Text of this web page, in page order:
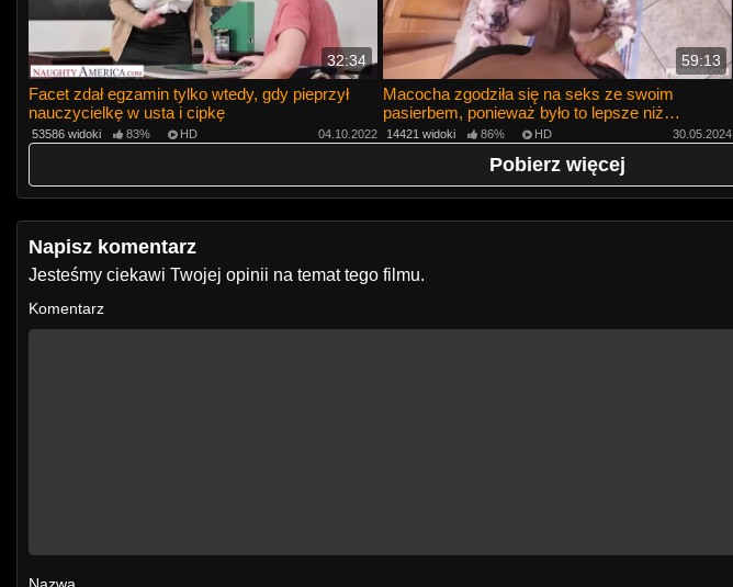
32:34
Facet zdał egzamin tylko wtedy, gdy pieprzył
nauczycielkę w usta i cipkę
53586 widoki 83% HD 04.10.2022
59:13
Macocha zgodziła się na seks ze swoim
pasierbem, ponieważ było to lepsze niż
masturbacja
14421 widoki 86% HD 30.05.2024
Pobierz więcej
Napisz komentarz
Jesteśmy ciekawi Twojej opinii na temat tego filmu.
Komentarz
Nazwa